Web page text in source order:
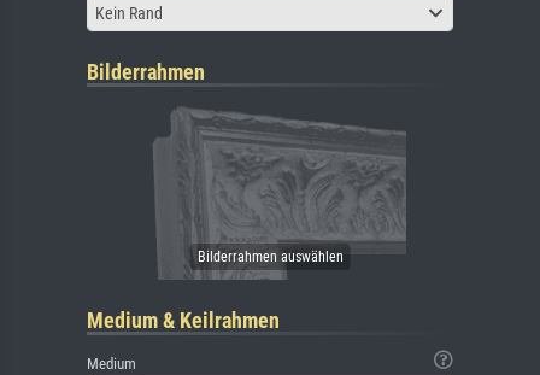
Kein Rand
Bilderrahmen
Medium & Keilrahmen
Medium